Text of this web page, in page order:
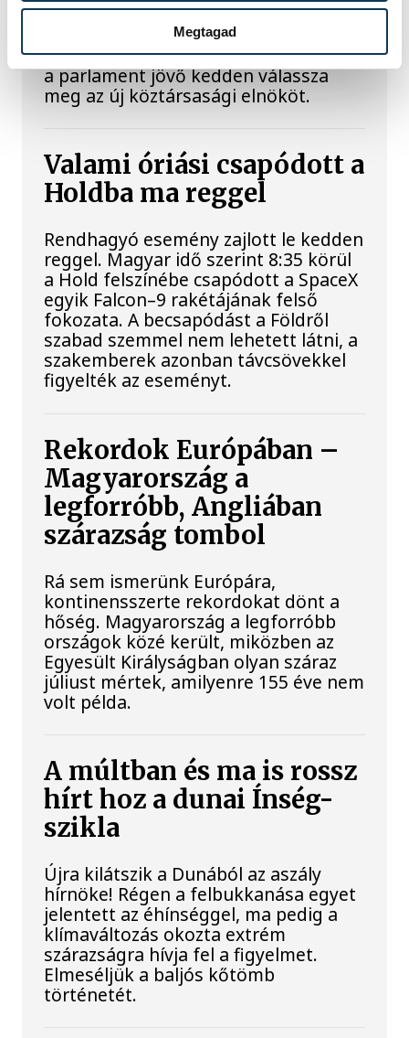
Megtagad
államfőválasztás
A Tisza-frakció kezdeményezte, hogy
a parlament jövő kedden válassza
meg az új köztársasági elnököt.
Valami óriási csapódott a
Holdba ma reggel
Rendhagyó esemény zajlott le kedden
reggel. Magyar idő szerint 8:35 körül
a Hold felszínébe csapódott a SpaceX
egyik Falcon–9 rakétájának felső
fokozata. A becsapódást a Földről
szabad szemmel nem lehetett látni, a
szakemberek azonban távcsövekkel
figyelték az eseményt.
Rekordok Európában –
Magyarország a
legforróbb, Angliában
szárazság tombol
Rá sem ismerünk Európára,
kontinensszerte rekordokat dönt a
hőség. Magyarország a legforróbb
országok közé került, miközben az
Egyesült Királyságban olyan száraz
júliust mértek, amilyenre 155 éve nem
volt példa.
A múltban és ma is rossz
hírt hoz a dunai Ínség-
szikla
Újra kilátszik a Dunából az aszály
hírnöke! Régen a felbukkanása egyet
jelentett az éhínséggel, ma pedig a
klímaváltozás okozta extrém
szárazságra hívja fel a figyelmet.
Elmeséljük a baljós kőtömb
történetét.